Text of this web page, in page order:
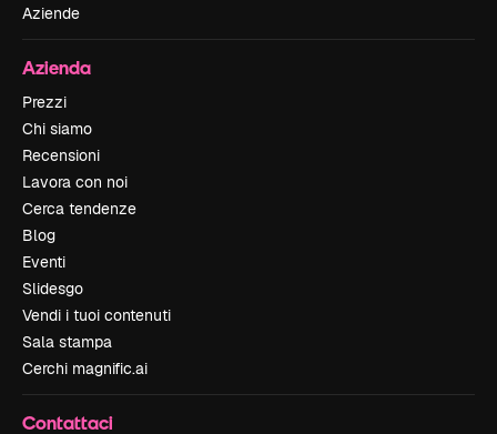
Aziende
Azienda
Prezzi
Chi siamo
Recensioni
Lavora con noi
Cerca tendenze
Blog
Eventi
Slidesgo
Vendi i tuoi contenuti
Sala stampa
Cerchi magnific.ai
Contattaci